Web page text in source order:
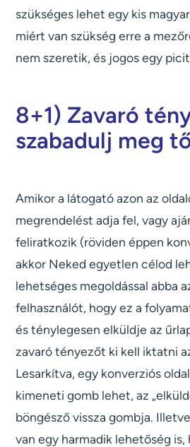
szükséges lehet egy kis
miért van szükség erre a
nem szeretik, és jogos egy
8+1) Zavaró
szabadulj meg
Amikor a látogató azon az
megrendelést adja fel, vagy
feliratkozik (röviden éppen
akkor Neked egyetlen célod
lehetséges megoldással abba
felhasználót, hogy ez a
és ténylegesen elküldje az
zavaró tényezőt ki kell iktatni
Lesarkítva, egy konverziós
kimeneti gomb lehet, az
böngésző vissza gombja.
van egy harmadik lehetőség is,